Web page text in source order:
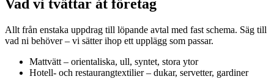
Vad vi tvättar åt företag
Allt från enstaka uppdrag till löpande avtal med fast schema. Säg till
vad ni behöver – vi sätter ihop ett upplägg som passar.
Mattvätt – orientaliska, ull, syntet, stora ytor
Hotell- och restaurangtextilier – dukar, servetter, gardiner